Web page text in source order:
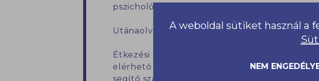
pszichológushoz, és kérj segítséget!
Utánaolvashatsz a témának ebben a
Étkezési zavar esetén fontos orvoshoz,
elérhető iskolapszichológust! Ha
segítő szakembert az Oázis Lelkigondozó és
A weboldal sütiket használ a
NEM